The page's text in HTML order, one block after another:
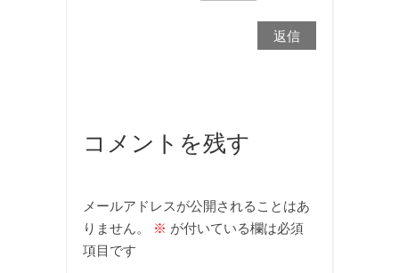
返信
コメントを残す
メールアドレスが公開されることはあ
りません。
※ が付いている欄は必須
項目です